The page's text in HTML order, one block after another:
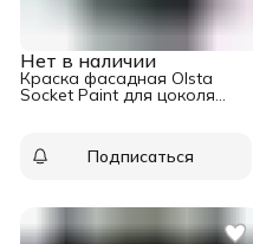
Нет в наличии
Краска фасадная Olsta
Socket Paint для цоколя
Подписаться